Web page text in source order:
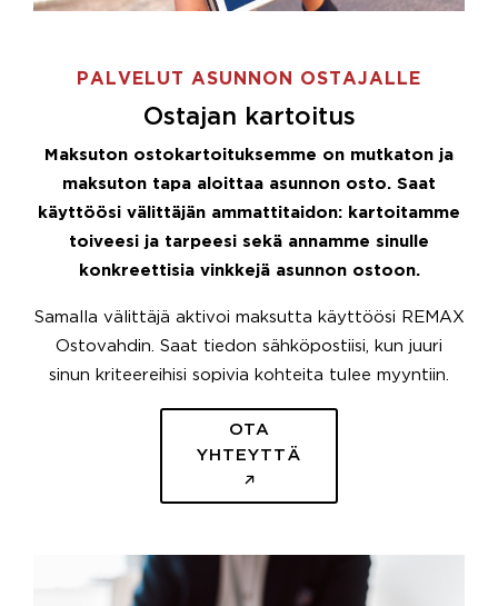
PALVELUT ASUNNON OSTAJALLE
Ostajan kartoitus
Maksuton ostokartoituksemme on mutkaton ja
maksuton tapa aloittaa asunnon osto. Saat
käyttöösi välittäjän ammattitaidon: kartoitamme
toiveesi ja tarpeesi sekä annamme sinulle
konkreettisia vinkkejä asunnon ostoon.
Samalla välittäjä aktivoi maksutta käyttöösi REMAX
Ostovahdin. Saat tiedon sähköpostiisi, kun juuri
sinun kriteereihisi sopivia kohteita tulee myyntiin.
OTA
YHTEYTTÄ